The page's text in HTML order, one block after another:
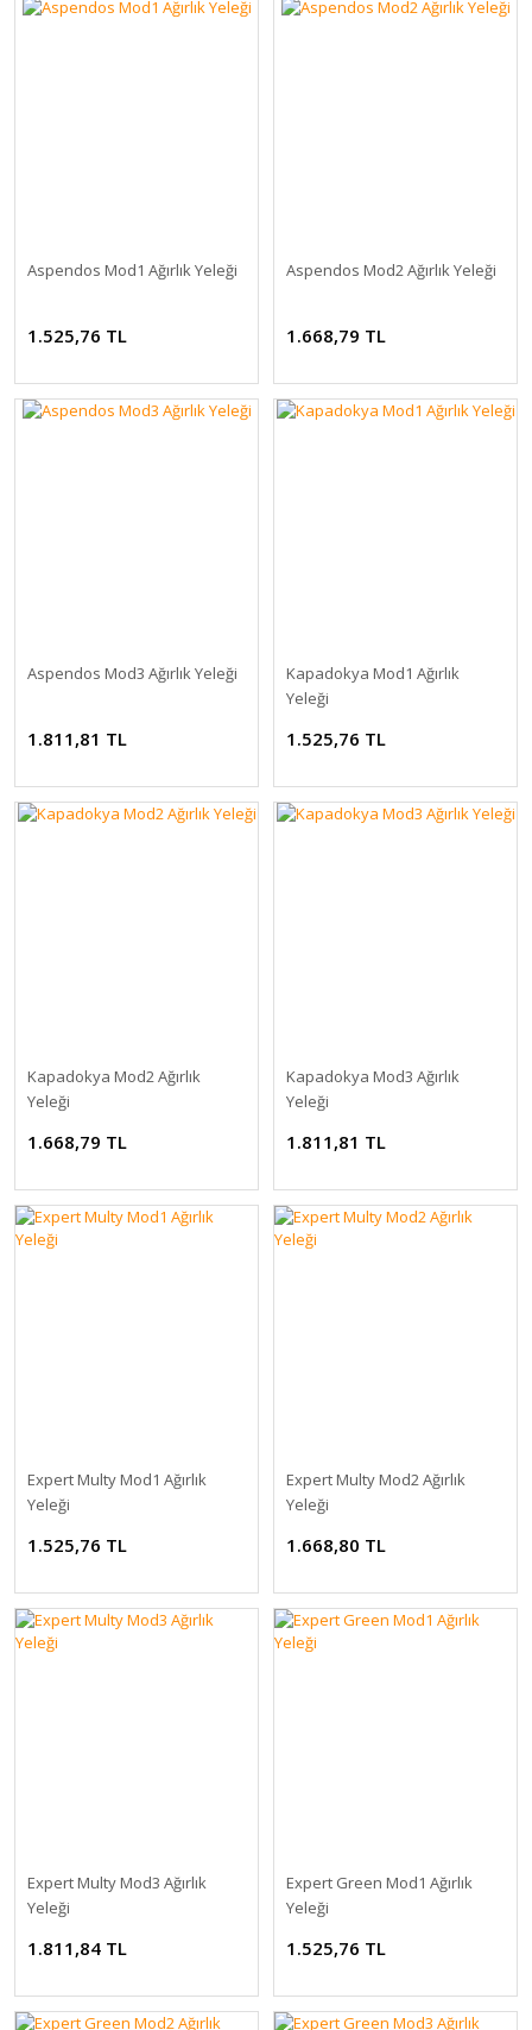
Aspendos Mod1 Ağırlık Yeleği
1.525,76 TL
Aspendos Mod2 Ağırlık Yeleği
1.668,79 TL
Aspendos Mod3 Ağırlık Yeleği
1.811,81 TL
Kapadokya Mod1 Ağırlık
Yeleği
1.525,76 TL
Kapadokya Mod2 Ağırlık
Yeleği
1.668,79 TL
Kapadokya Mod3 Ağırlık
Yeleği
1.811,81 TL
Expert Multy Mod1 Ağırlık
Yeleği
1.525,76 TL
Expert Multy Mod2 Ağırlık
Yeleği
1.668,80 TL
Expert Multy Mod3 Ağırlık
Yeleği
1.811,84 TL
Expert Green Mod1 Ağırlık
Yeleği
1.525,76 TL